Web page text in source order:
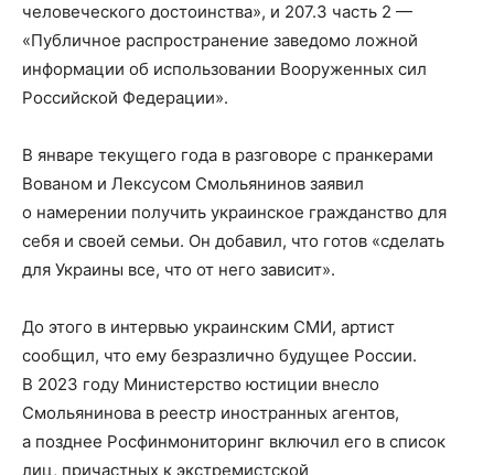
человеческого достоинства», и 207.3 часть 2 —
«Публичное распространение заведомо ложной
информации об использовании Вооруженных сил
Российской Федерации».
В январе текущего года в разговоре с пранкерами
Вованом и Лексусом Смольянинов заявил
о намерении получить украинское гражданство для
себя и своей семьи. Он добавил, что готов «сделать
для Украины все, что от него зависит».
До этого в интервью украинским СМИ, артист
сообщил, что ему безразлично будущее России.
В 2023 году Министерство юстиции внесло
Смольянинова в реестр иностранных агентов,
а позднее Росфинмониторинг включил его в список
лиц, причастных к экстремистской